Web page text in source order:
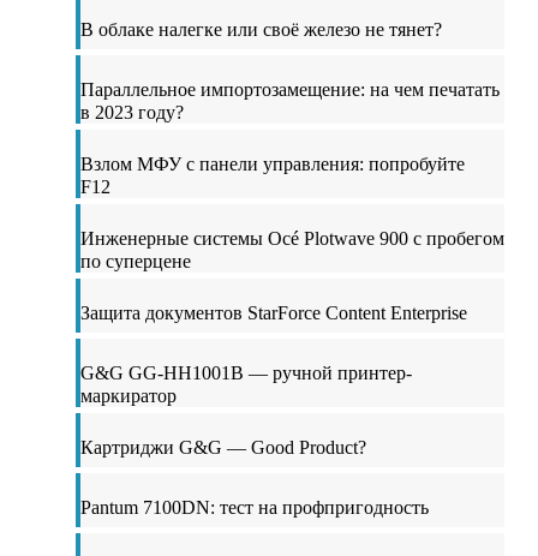
В облаке налегке или своё железо не тянет?
Параллельное импортозамещение: на чем печатать
в 2023 году?
Взлом МФУ с панели управления: попробуйте
F12
Инженерные системы Océ Plotwave 900 с пробегом
по суперцене
Защита документов StarForce Content Enterprise
G&G GG-HH1001B — ручной принтер-
маркиратор
Картриджи G&G — Good Product?
Pantum 7100DN: тест на профпригодность